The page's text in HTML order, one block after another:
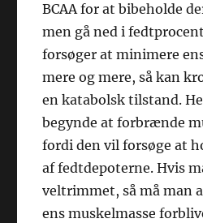
BCAA for at bibeholde
men gå ned i
forsøger at minimere
mere og mere, så kan
en katabolsk tilstand.
begynde at forbrænde
fordi den vil forsøge at
af fedtdepoterne. Hvis
veltrimmet, så må man
ens muskelmasse